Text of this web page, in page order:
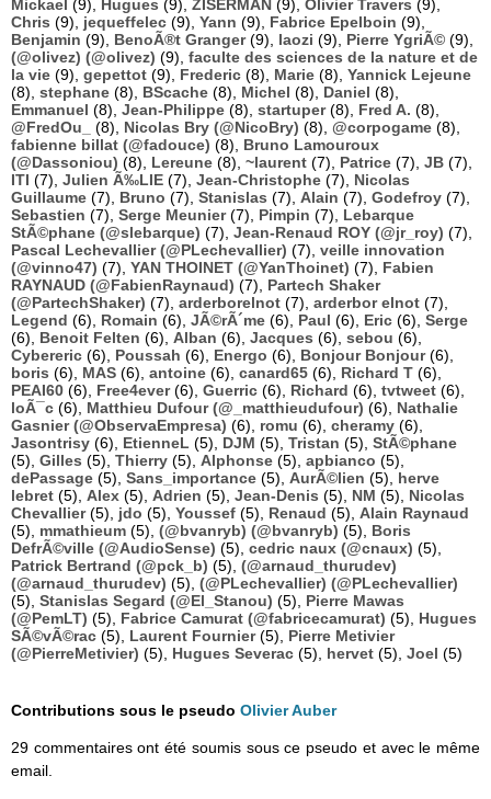
Mickael (9), Hugues (9), ZISERMAN (9), Olivier Travers (9),
Chris (9), jequeffelec (9), Yann (9), Fabrice Epelboin (9),
Benjamin (9), BenoÃ®t Granger(9), laozi (9), Pierre YgriÃ© (9),
(@olivez) (@olivez) (9), faculte des sciences de la nature et de
la vie (9), gepettot (9), Frederic (8), Marie (8), Yannick Lejeune
(8), stephane (8), BScache (8), Michel (8), Daniel (8),
Emmanuel (8), Jean-Philippe (8), startuper(8), Fred A. (8),
@FredOu_
(8), Nicolas Bry (@NicoBry) (8), @corpogame (8),
fabienne billat (@fadouce) (8), Bruno Lamouroux
(@Dassoniou) (8), Lereune (8), ~laurent (7), Patrice (7), JB (7),
ITI (7), Julien Ã‰LIE (7), Jean-Christophe (7), Nicolas
Guillaume (7), Bruno (7), Stanislas (7), Alain (7), Godefroy (7),
Sebastien (7), Serge Meunier(7), Pimpin (7), Lebarque
StÃ©phane (@slebarque) (7), Jean-Renaud ROY (@jr_roy) (7),
Pascal Lechevallier (@PLechevallier) (7), veille innovation
(@vinno47) (7), YAN THOINET (@YanThoinet) (7), Fabien
RAYNAUD (@FabienRaynaud) (7), Partech Shaker
(@PartechShaker) (7), arderborelnot (7), arderbor elnot (7),
Legend (6), Romain (6), JÃ©rÃ´me (6), Paul (6), Eric (6), Serge
(6), Benoit Felten (6), Alban (6), Jacques (6), sebou (6),
Cybereric (6), Poussah (6), Energo (6), Bonjour Bonjour(6),
boris (6), MAS (6), antoine (6), canard65 (6), Richard T (6),
PEAI60 (6), Free4ever(6), Guerric (6), Richard (6), tvtweet (6),
loÃ¯c (6), Matthieu Dufour (@_matthieudufour) (6), Nathalie
Gasnier (@ObservaEmpresa) (6), romu (6), cheramy (6),
Jasontrisy (6), EtienneL (5), DJM (5), Tristan (5), StÃ©phane
(5), Gilles (5), Thierry (5), Alphonse (5), apbianco (5),
dePassage (5), Sans_importance (5), AurÃ©lien (5), herve
lebret (5), Alex (5), Adrien (5), Jean-Denis (5), NM (5), Nicolas
Chevallier(5), jdo (5), Youssef (5), Renaud (5), Alain Raynaud
(5), mmathieum (5), (@bvanryb) (@bvanryb) (5), Boris
DefrÃ©ville (@AudioSense) (5), cedric naux (@cnaux) (5),
Patrick Bertrand (@pck_b) (5), (@arnaud_thurudev)
(@arnaud_thurudev) (5), (@PLechevallier) (@PLechevallier)
(5), Stanislas Segard (@El_Stanou) (5), Pierre Mawas
(@PemLT) (5), Fabrice Camurat (@fabricecamurat) (5), Hugues
SÃ©vÃ©rac (5), Laurent Fournier(5), Pierre Metivier
(@PierreMetivier) (5), Hugues Severac (5), hervet (5), Joel (5)
Contributions sous le pseudo Olivier Auber
29 commentaires ont été soumis sous ce pseudo et avec le même
email.